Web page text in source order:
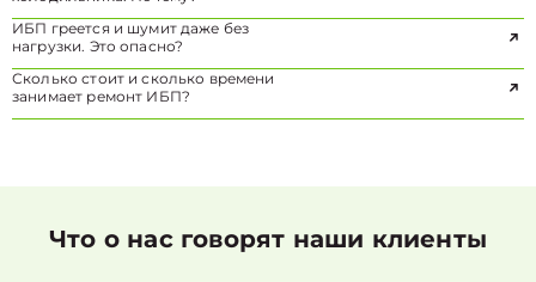
ИБП греется и шумит даже без
нагрузки. Это опасно?
Сколько стоит и сколько времени
занимает ремонт ИБП?
Что о нас говорят наши клиенты